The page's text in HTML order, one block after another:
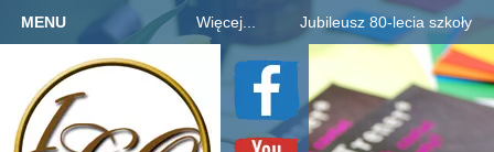
MENU
Strona główna
O nas
Galeria
Więcej...
Szkoła
Kandydaci
Uczniowie
Jubileusz 80-lecia szkoły
Informacje o jubileuszu
Rejestracja absolwentów
Płatności za zjazd, bal